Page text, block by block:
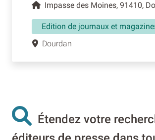
Impasse des Moines, 91410,
Edition de journaux et
Dourdan
Étendez votre